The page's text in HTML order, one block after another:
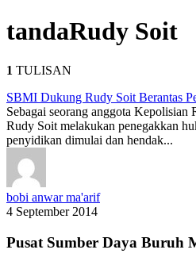
tandaRudy Soit
1 TULISAN
SBMI Dukung Rudy Soit Berantas
Sebagai seorang anggota
Rudy Soit melakukan penegakkan
penyidikan dimulai dan hendak...
bobi anwar ma'arif
4 September 2014
Pusat Sumber Daya Buruh